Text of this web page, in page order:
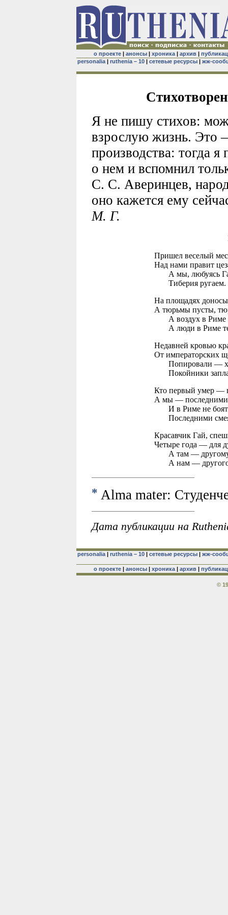
о проекте| анонсы| хроника| архив|
personalia| ruthenia – 10| сетевые ресурсы| жж-
Я не пишу стихов:
взрослую жизнь. Это
производства: тогда
о нем и вспомнил
С. С. Аверинцев,
оно кажется ему
М. Г.
Пришел веселый
Над нами правит
А мы, любуясь
Тиберия ругаем.
На площадях
А тюрьмы пусты,
А воздух в Риме
А люди в Риме
Недавней кровью
От императорских
Попировали —
Покойники
Кто первый умер —
А мы — последними
И в Риме не
Последними
Красавчик Гай,
Четыре года — для
А там — другому
А нам — другого
* Alma mater:
Дата публикации на
personalia| ruthenia – 10| сетевые ресурсы| жж-
о проекте| анонсы| хроника| архив|
©